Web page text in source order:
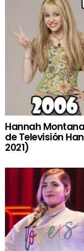
Hannah
de Televisión
2021)